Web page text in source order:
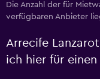
Die Anzahl der für
verfügbaren Anbieter
Arrecife
ich hier für